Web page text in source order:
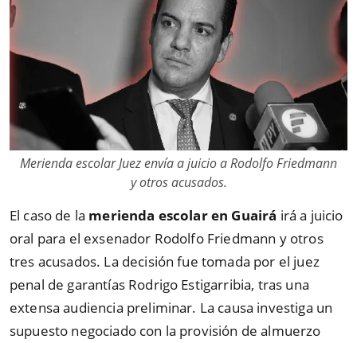
Merienda escolar Juez envía a juicio a Rodolfo Friedmann
y otros acusados.
El caso de la merienda escolar en Guairá irá a juicio
oral para el exsenador Rodolfo Friedmann y otros
tres acusados. La decisión fue tomada por el juez
penal de garantías Rodrigo Estigarribia, tras una
extensa audiencia preliminar. La causa investiga un
supuesto negociado con la provisión de almuerzo